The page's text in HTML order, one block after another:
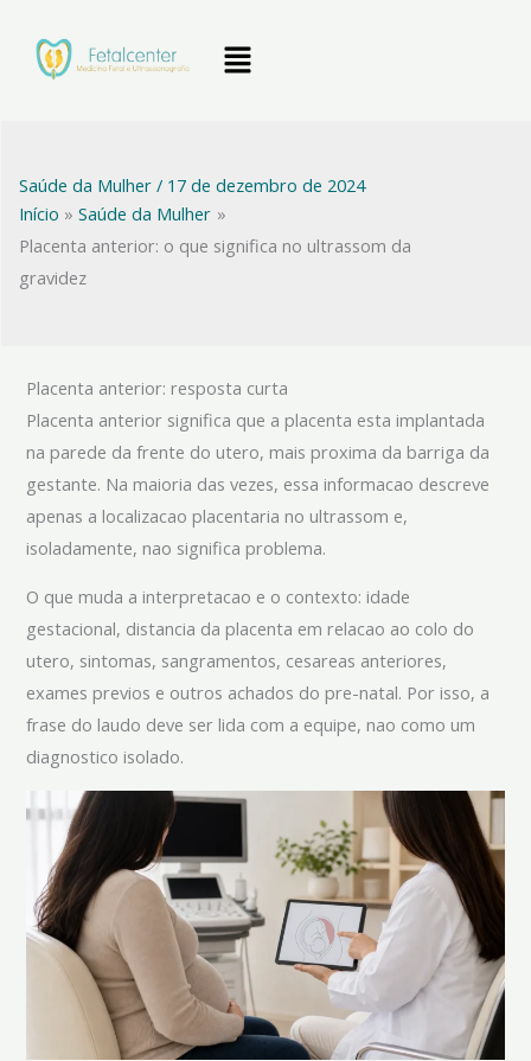
Menu
Saúde da Mulher/ 17 de dezembro de 2024
Início
Saúde da Mulher
Placenta anterior: o que significa no ultrassom da
gravidez
Placenta anterior: resposta curta
Placenta anterior significa que a placenta esta implantada
na parede da frente do utero, mais proxima da barriga da
gestante. Na maioria das vezes, essa informacao descreve
apenas a localizacao placentaria no ultrassom e,
isoladamente, nao significa problema.
O que muda a interpretacao e o contexto: idade
gestacional, distancia da placenta em relacao ao colo do
utero, sintomas, sangramentos, cesareas anteriores,
exames previos e outros achados do pre-natal. Por isso, a
frase do laudo deve ser lida com a equipe, nao como um
diagnostico isolado.